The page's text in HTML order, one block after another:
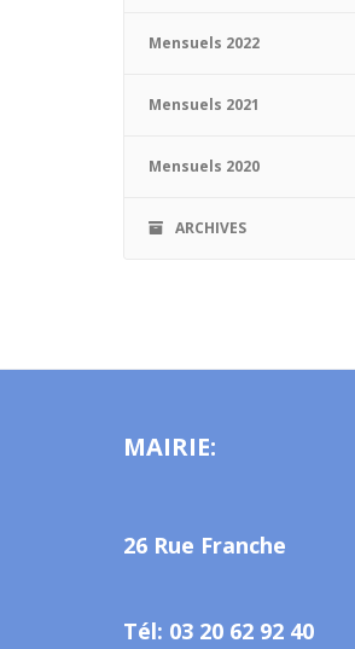
Mensuels 2022
Mensuels 2021
Mensuels 2020
ARCHIVES
MAIRIE:
26 Rue Franche
Tél: 03 20 62 92 40